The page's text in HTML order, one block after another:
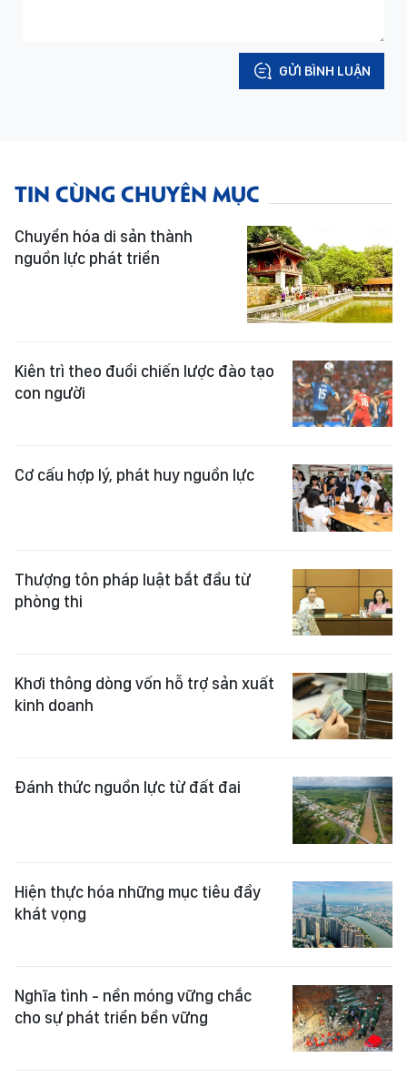
GỬI BÌNH LUẬN
TIN CÙNG CHUYÊN MỤC
Chuyển hóa di sản thành
nguồn lực phát triển
Kiên trì theo đuổi chiến lược đào tạo
con người
Cơ cấu hợp lý, phát huy nguồn lực
Thượng tôn pháp luật bắt đầu từ
phòng thi
Khơi thông dòng vốn hỗ trợ sản xuất
kinh doanh
Đánh thức nguồn lực từ đất đai
Hiện thực hóa những mục tiêu đầy
khát vọng
Nghĩa tình - nền móng vững chắc
cho sự phát triển bền vững